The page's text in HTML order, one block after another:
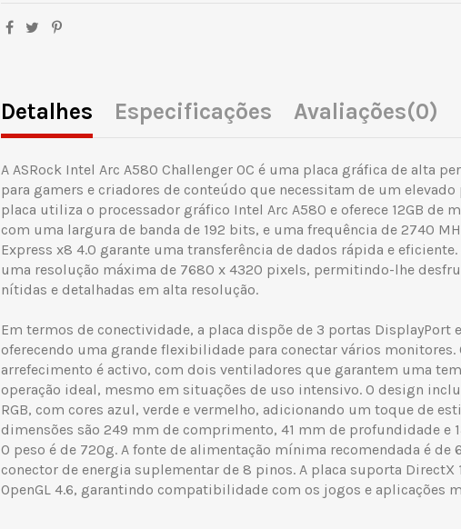
Detalhes Especificações Avaliações(0)
A ASRock Intel Arc A580 Challenger OC é uma placa gráfica de alta
para gamers e criadores de conteúdo que necessitam de um elevado
placa utiliza o processador gráfico Intel Arc A580 e oferece 12GB de
com uma largura de banda de 192 bits, e uma frequência de 2740
Express x8 4.0 garante uma transferência de dados rápida e
uma resolução máxima de 7680 x 4320 pixels, permitindo-lhe
nítidas e detalhadas em alta resolução.
Em termos de conectividade, a placa dispõe de 3 portas DisplayPort e
oferecendo uma grande flexibilidade para conectar vários monitores.
arrefecimento é activo, com dois ventiladores que garantem uma
operação ideal, mesmo em situações de uso intensivo. O design
RGB, com cores azul, verde e vermelho, adicionando um toque de
dimensões são 249 mm de comprimento, 41 mm de profundidade e
O peso é de 720g. A fonte de alimentação mínima recomendada é de
conector de energia suplementar de 8 pinos. A placa suporta DirectX
OpenGL 4.6, garantindo compatibilidade com os jogos e aplicações